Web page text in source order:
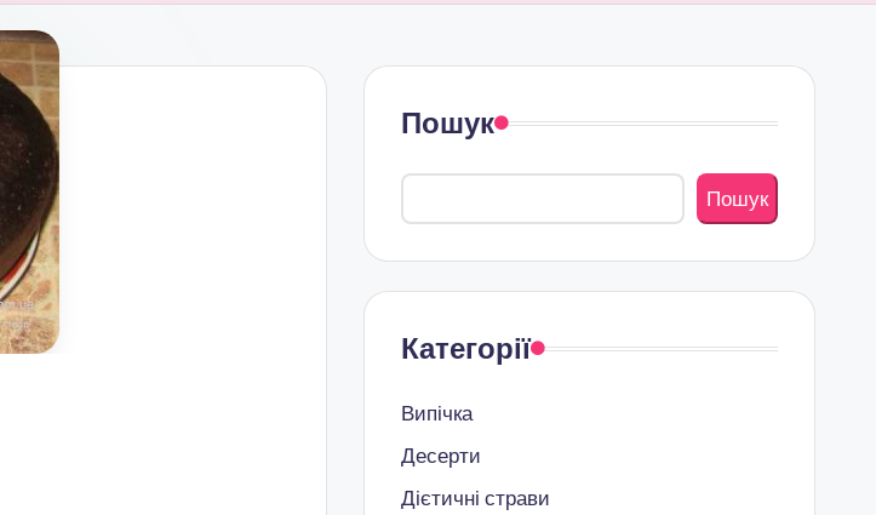
Пошук
Пошук
Категорії
Випічка
Десерти
Дієтичні страви